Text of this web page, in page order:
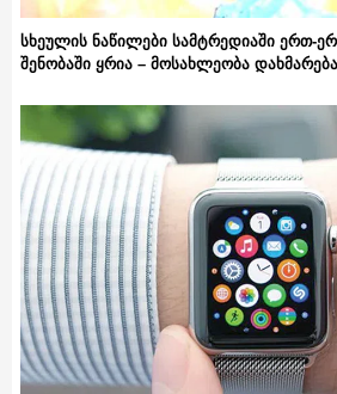
სხეულის ნაწილები სამტრედიაში ერთ-
შენობაში ყრია – მოსახლეობა